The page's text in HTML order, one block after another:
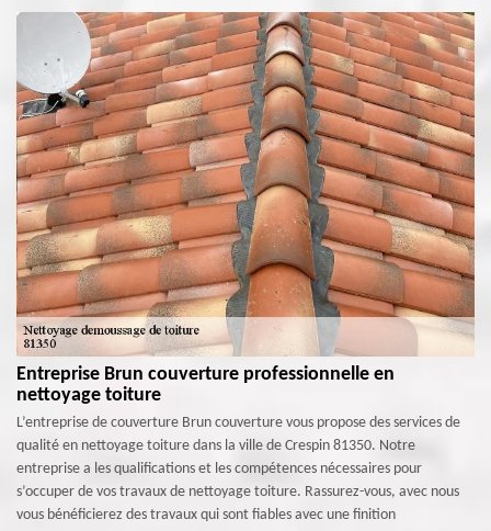
Entreprise Brun couverture professionnelle en
nettoyage toiture
L’entreprise de couverture Brun couverture vous propose des services de
qualité en nettoyage toiture dans la ville de Crespin 81350. Notre
entreprise a les qualifications et les compétences nécessaires pour
s’occuper de vos travaux de nettoyage toiture. Rassurez-vous, avec nous
vous bénéficierez des travaux qui sont fiables avec une finition